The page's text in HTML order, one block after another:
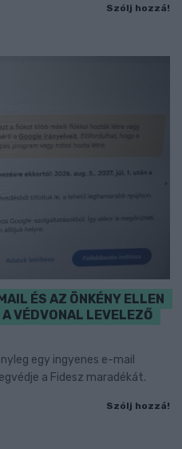
Szólj hozzá!
ÉS AZ ÖNKÉNY ELLEN
VÉDVONAL LEVELEZŐ
egy ingyenes e-mail
a Fidesz maradékát.
Szólj hozzá!